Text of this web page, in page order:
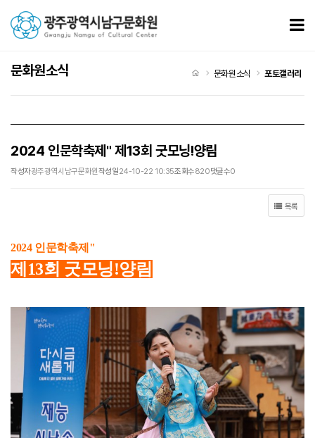
문화원소식 처음으로
문화원소식 포토갤러리
2024 인문학축제" 제13회 굿모닝!양림
작성자광주광역시남구문화원작성일24-10-22 10:35조회수820댓글수0
목록
2024 인문학축제"
제13회 굿모닝!양림